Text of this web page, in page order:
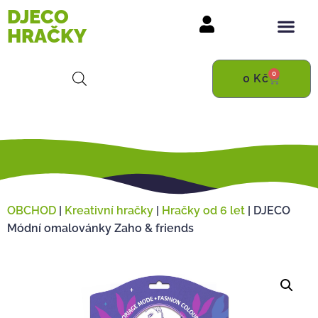
DJECO
HRAČKY
0 Kč 0
OBCHOD | Kreativní hračky | Hračky od 6 let | DJECO
Módní omalovánky Zaho & friends